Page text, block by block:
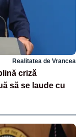
Realitatea de Vrancea
criză
să se laude cu